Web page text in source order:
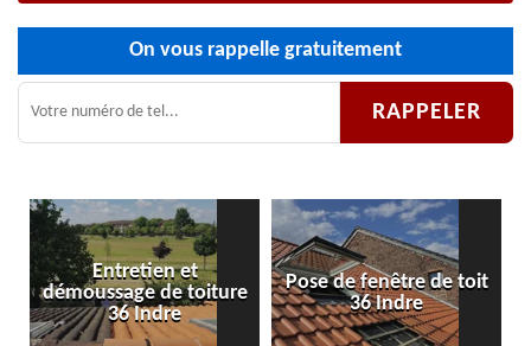
On vous rappelle gratuitement
Entretien et
démoussage de toiture
36 Indre
Pose de fenêtre de toit
36 Indre